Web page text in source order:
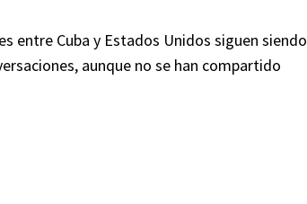
entre Cuba y Estados Unidos siguen siendo
aunque no se han compartido